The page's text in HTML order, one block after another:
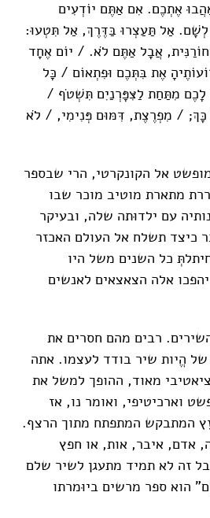
אֶתְכֶם. אִם אַתֶּם יוֹדְעִים
אַל תַּעַצְרוּ בַּדֶּרֶךְ, אַל תִּטְעוּ:
אֲבָל אַתֶּם לֹא. / יוֹם אֶחָד
אֶת בִּתְּכֶם וּפִתְאוֹם / כָּל
מִתַּחַת לַצִּפָּרְנַיִם תִּשְׁטֹף /
כָּךְ; / מִפְרֶצֶת, דִּמּוּם פְּנִימִי, / לֹא
אל הקונקרטי, הרי שבספר
מתארת מוטיב מוכר שבו
עם ילדוּתה שלה, ובעיקר
כיצד תשלח אל העולם האכזר
כל השנים משל היו
יהפכו אלה הצאצאים לאנשים
רבים מהם חסרים את
של הֱיות שיר בודד לעצמו. אתה
מאוד, ההופך למשל את
וארכיטיפי, ואומר נו, אז
המתבקש המתפתח מתוך הרצף.
אדם, איבר, אות, או חפץ
זה לא תמיד מתעגן לשיר שלם
הוא ספר מרשים ביוּמרתו